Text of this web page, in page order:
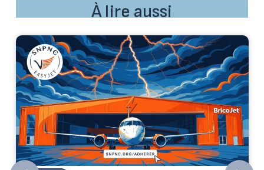
À lire aussi